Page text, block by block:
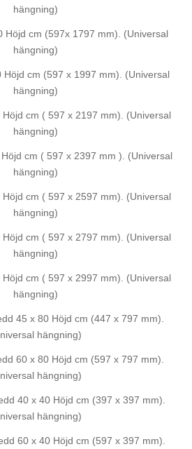
hängning)
Höjd cm (597x 1797 mm). (Universal
hängning)
Höjd cm (597 x 1997 mm). (Universal
hängning)
cm ( 597 x 2197 mm). (Universal
hängning)
cm ( 597 x 2397 mm ). (Universal
hängning)
cm ( 597 x 2597 mm). (Universal
hängning)
cm ( 597 x 2797 mm). (Universal
hängning)
cm ( 597 x 2997 mm). (Universal
hängning)
45 x 80 Höjd cm (447 x 797 mm).
hängning)
60 x 80 Höjd cm (597 x 797 mm).
hängning)
40 x 40 Höjd cm (397 x 397 mm).
hängning)
60 x 40 Höjd cm (597 x 397 mm).